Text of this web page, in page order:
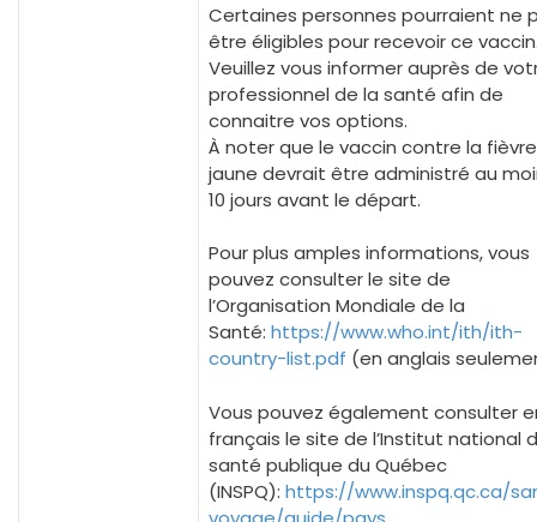
Certaines personnes pourraient ne
être éligibles pour recevoir ce
Veuillez vous informer auprès de
professionnel de la santé afin de
connaitre vos options.
À noter que le vaccin contre la fièvre
jaune devrait être administré au
10 jours avant le départ.
Pour plus amples informations, vous
pouvez consulter le site de
l’Organisation Mondiale de la
Santé: https://www.who.int/ith/ith-
country-list.pdf (en anglais
Vous pouvez également consulter
français le site de l’Institut national
santé publique du Québec
(INSPQ): https://www.inspq.qc.ca/